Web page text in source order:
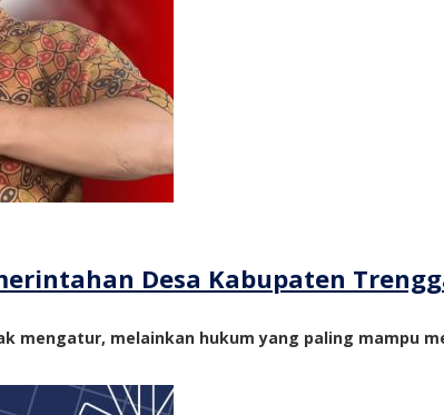
Desa Kabupaten
mengatur, melainkan hukum yang paling mampu